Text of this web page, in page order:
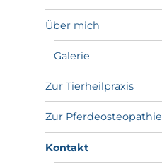
Über mich
Galerie
Zur Tierheilpraxis
Zur Pferdeosteopathie
Kontakt